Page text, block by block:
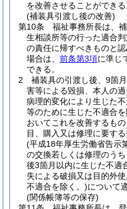
を改善させることができる
(補装具引渡し後の改善)
第10条
福祉事務所長は、
生相談所等の行った適合
の責任に帰すべきものと
場合は、 前条第3項に準じ
できる。
2
補装具の引渡し後、9箇
害等による毀損、本人の
病理的変化により生じた
等のために生じた不適合
おいてこれを改善するもの
目、購入又は修理に要す
(平成18年厚生労働省告示
の交換若しくは修理のう
後3箇月以内に生じた不適
失による破損又は目的外
不適合を除く。)について
(関係帳簿等の保存)